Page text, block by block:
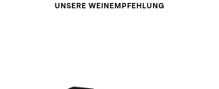
UNSERE WEINEMPFEHLUNG